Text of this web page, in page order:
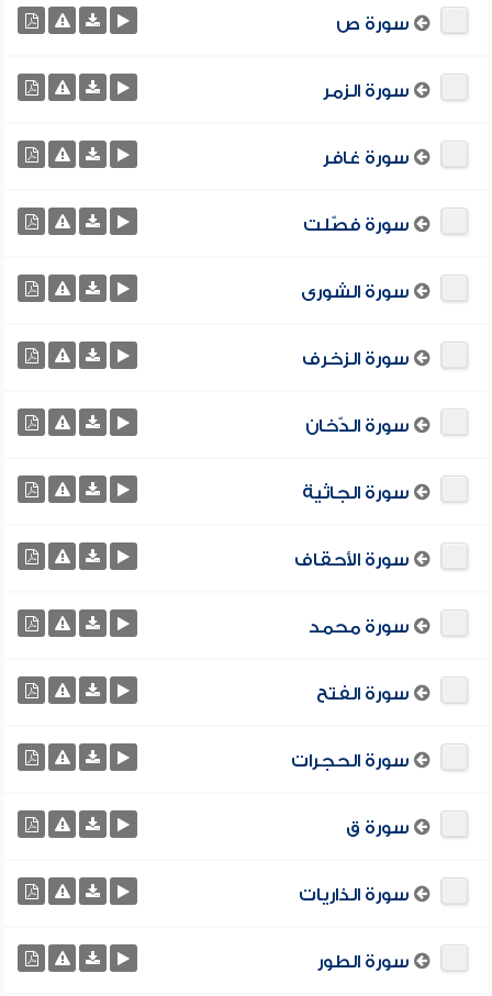
سورة ص
سورة الزمر
سورة غافر
سورة فصّلت
سورة الشورى
سورة الزخرف
سورة الدّخان
سورة الجاثية
سورة الأحقاف
سورة محمد
سورة الفتح
سورة الحجرات
سورة ق
سورة الذاريات
سورة الطور